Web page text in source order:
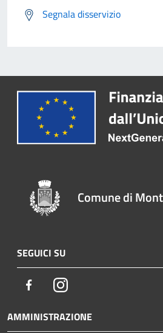
Segnala disservizio
Comune di
SEGUICI SU
FacebookInstagram
AMMINISTRAZIONE